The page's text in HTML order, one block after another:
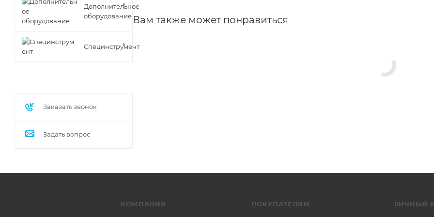
Вам также может понравиться
Дополнительное
оборудование
Специнструмент
Заказать звонок
Задать вопрос
КОМПАНИЯ ПОКУПАТЕЛЯМ ЛИЧНЫЙ